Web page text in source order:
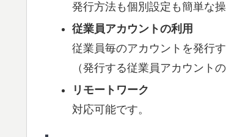
発行方法も個別設定も簡単な操
従業員アカウントの利用
従業員毎のアカウントを発行す
（発行する従業員アカウント
リモートワーク
対応可能です。